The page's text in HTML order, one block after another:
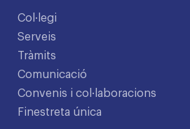
Col·legi
Serveis
Tràmits
Comunicació
Convenis i col·laboracions
Finestreta única